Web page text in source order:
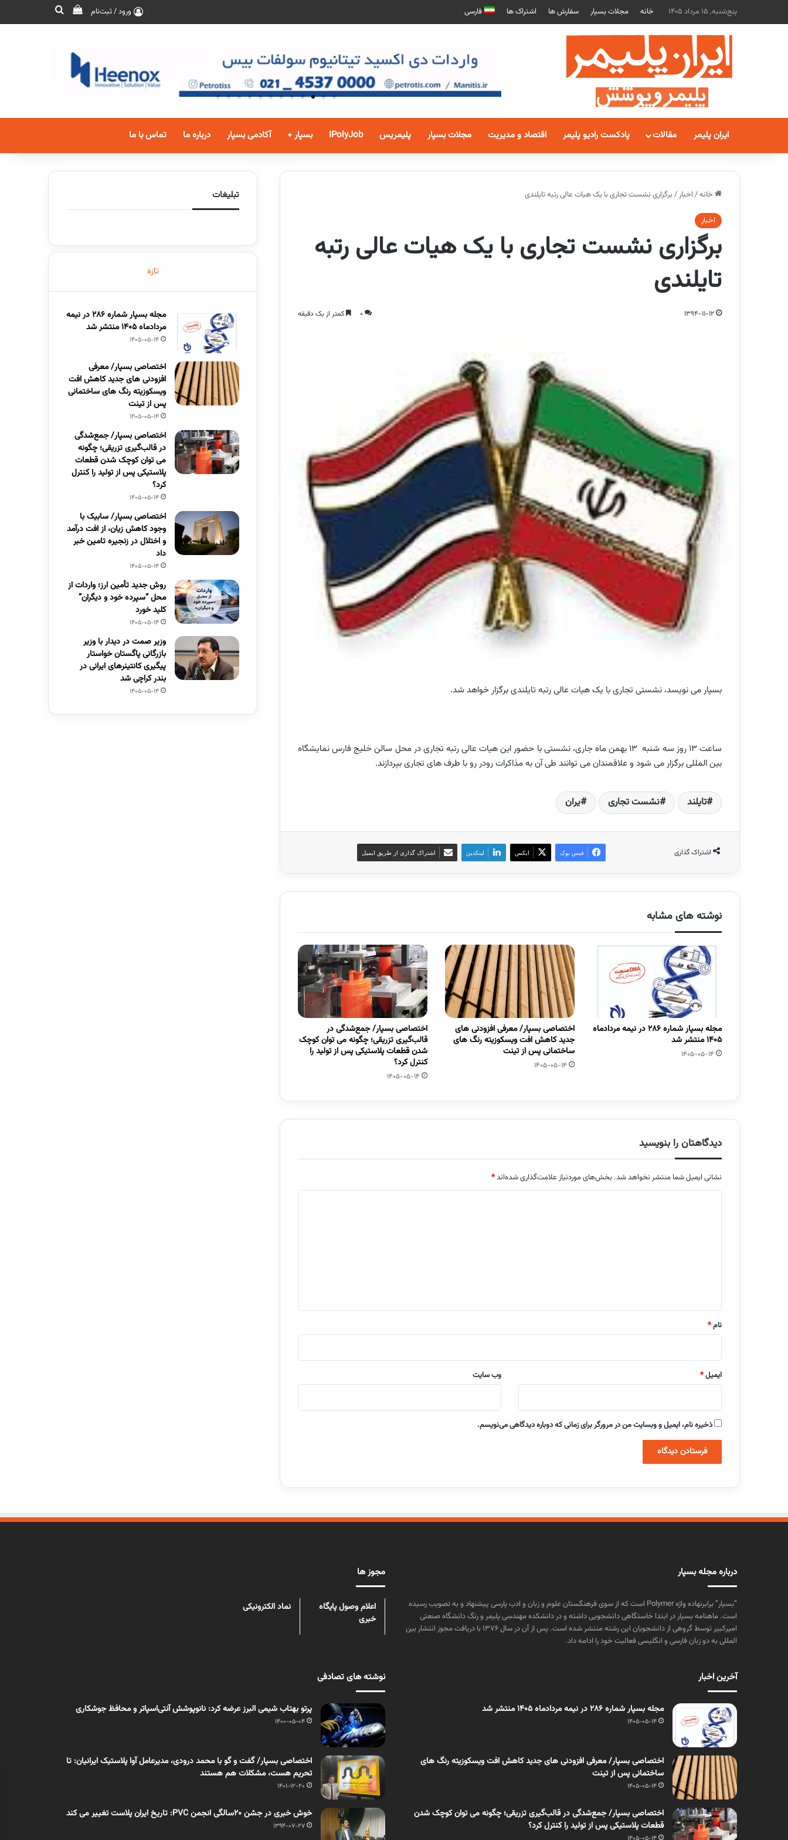
پنج‌شنبه, 15 مرداد 1405 خانه مجلات بسپار سفارش ها اشتراک ها فارسی ورود / ثبت‌نام
ایران پلیمر مقالات پادکست رادیو پلیمر اقتصاد و مدیریت مجلات بسپار پلیمریس IPolyJob بسپار + آکادمی بسپار درباره ما تماس با ما
خانه/ اخبار/برگزاری نشست تجاری با یک هیات عالی رتبه تایلندی
اخبار
برگزاری نشست تجاری با یک هیات عالی رتبه
تایلندی
1394-11-12
0 کمتر از یک دقیقه
بسپار می نویسد، نشستی تجاری با یک هیات عالی رتبه تایلندی برگزار خواهد شد.
ساعت 13 روز سه شنبه 13 بهمن ماه جاری، نشستی با حضور این هیات عالی رتبه تجاری در محل سالن خلیج فارس نمایشگاه
بین المللی برگزار می شود و علاقمندان می توانند طی آن به مذاکرات رودر رو با طرف های تجاری بپردازند.
تایلند نشست تجاری یران
اشتراک گذاری فیس بوک ایکس لینکدین اشتراک گذاری از طریق ایمیل
نوشته های مشابه
مجله بسپار شماره 286 در نیمه مردادماه
1405 منتشر شد
1405-05-14
اختصاصی بسپار/ معرفی افزودنی های
جدید کاهش افت ویسکوزیته رنگ های
ساختمانی پس از تینت
1405-05-14
اختصاصی بسپار/ جمع‌شدگی در
قالب‌گیری تزریقی؛ چگونه می توان کوچک
شدن قطعات پلاستیکی پس از تولید را
کنترل کرد؟
1405-05-14
دیدگاهتان را بنویسید
نشانی ایمیل شما منتشر نخواهد شد. بخش‌های موردنیاز علامت‌گذاری شده‌اند*
نام*
ایمیل* وب‌ سایت
ذخیره نام، ایمیل و وبسایت من در مرورگر برای زمانی که دوباره دیدگاهی می‌نویسم.
تبلیغات
تازه
مجله بسپار شماره 286 در نیمه
مردادماه 1405 منتشر شد
1405-05-14
اختصاصی بسپار/ معرفی
افزودنی های جدید کاهش افت
ویسکوزیته رنگ های ساختمانی
پس از تینت
1405-05-14
اختصاصی بسپار/ جمع‌شدگی
در قالب‌گیری تزریقی؛ چگونه
می توان کوچک شدن قطعات
پلاستیکی پس از تولید را کنترل
کرد؟
1405-05-14
اختصاصی بسپار/ سابیک با
وجود کاهش زیان، از افت درآمد
و اختلال در زنجیره تامین خبر
داد
1405-05-14
روش جدید تأمین ارز؛ واردات از
محل “سپرده خود و دیگران”
کلید خورد
1405-05-14
وزیر صمت در دیدار با وزیر
بازرگانی پاگستان خواستار
پیگیری کانتینرهای ایرانی در
بندر کراچی شد
1405-05-14
درباره مجله بسپار
“بسپار” برابرنهاده واژه Polymer است که از سوی فرهنگستان علوم و زبان و ادب پارسی پیشنهاد و به تصویب رسیده
است. ماهنامه بسپار در ابتدا خاستگاهی دانشجویی داشته و در دانشکده مهندسی پلیمر و رنگ دانشگاه صنعتی
امیرکبیر توسط گروهی از دانشجویان این رشته منتشر شده است. پس از آن در سال ۱۳۷۶ با دریافت مجوز انتشار بین
المللی به دو زبان فارسی و انگلیسی فعالیت خود را ادامه داد.
مجوز ها
اعلام وصول پایگاه
خبری
نماد الکترونیکی
آخرین اخبار
مجله بسپار شماره 286 در نیمه مردادماه 1405 منتشر شد
1405-05-14
اختصاصی بسپار/ معرفی افزودنی های جدید کاهش افت ویسکوزیته رنگ های
ساختمانی پس از تینت
1405-05-14
اختصاصی بسپار/ جمع‌شدگی در قالب‌گیری تزریقی؛ چگونه می توان کوچک شدن
قطعات پلاستیکی پس از تولید را کنترل کرد؟
نوشته های تصادفی
پرتو بهتاب شیمی البرز عرضه کرد: نانوپوشش آنتی‌اسپاتر و محافظ جوشکاری
1400-05-04
اختصاصی بسپار/ گفت و گو با محمد درودی، مدیرعامل آوا پلاستیک ایرانیان: تا
تحریم هست، مشکلات هم هستند
1401-12-20
خوش خبری در جشن 20سالگی انجمن PVC: تاریخ ایران پلاست تغییر می کند
1394-07-27